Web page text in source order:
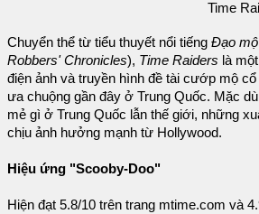
Time
Chuyển thể từ tiểu thuyết nổi tiếng Đạo
Robbers' Chronicles), Time Raiders là
điện ảnh và truyền hình đề tài cướp mộ
ưa chuộng gần đây ở Trung Quốc. Mặc
mẻ gì ở Trung Quốc lẫn thế giới, những
chịu ảnh hưởng mạnh từ Hollywood.
Hiệu ứng "Scooby-Doo"
Hiện đạt 5.8/10 trên trang mtime.com và